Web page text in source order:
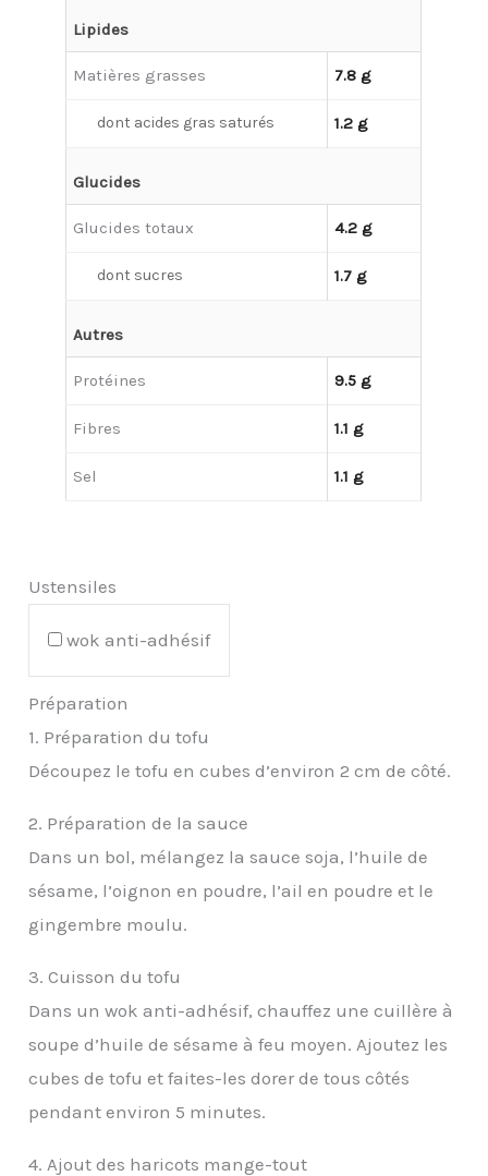
Lipides
Matières grasses 7.8 g
dont acides gras saturés 1.2 g
Glucides
Glucides totaux 4.2 g
dont sucres 1.7 g
Autres
Protéines 9.5 g
Fibres 1.1 g
Sel 1.1 g
Ustensiles
wok anti-adhésif
Préparation
1. Préparation du tofu
Découpez le tofu en cubes d’environ 2 cm de côté.
2. Préparation de la sauce
Dans un bol, mélangez la sauce soja, l’huile de
sésame, l’oignon en poudre, l’ail en poudre et le
gingembre moulu.
3. Cuisson du tofu
Dans un wok anti-adhésif, chauffez une cuillère à
soupe d’huile de sésame à feu moyen. Ajoutez les
cubes de tofu et faites-les dorer de tous côtés
pendant environ 5 minutes.
4. Ajout des haricots mange-tout